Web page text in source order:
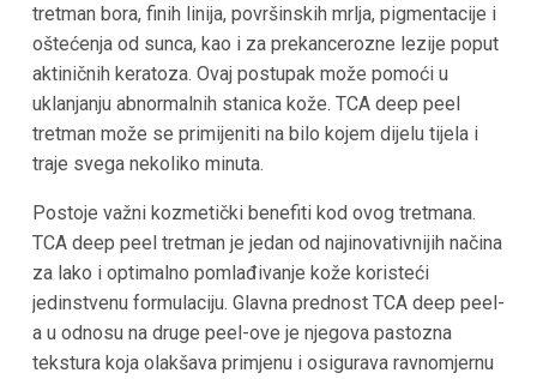
tretman bora, finih linija, površinskih mrlja, pigmentacije i
oštećenja od sunca, kao i za prekancerozne lezije poput
aktiničnih keratoza. Ovaj postupak može pomoći u
uklanjanju abnormalnih stanica kože. TCA deep peel
tretman može se primijeniti na bilo kojem dijelu tijela i
traje svega nekoliko minuta.
Postoje važni kozmetički benefiti kod ovog tretmana.
TCA deep peel tretman je jedan od najinovativnijih načina
za lako i optimalno pomlađivanje kože koristeći
jedinstvenu formulaciju. Glavna prednost TCA deep peel-
a u odnosu na druge peel-ove je njegova pastozna
tekstura koja olakšava primjenu i osigurava ravnomjernu